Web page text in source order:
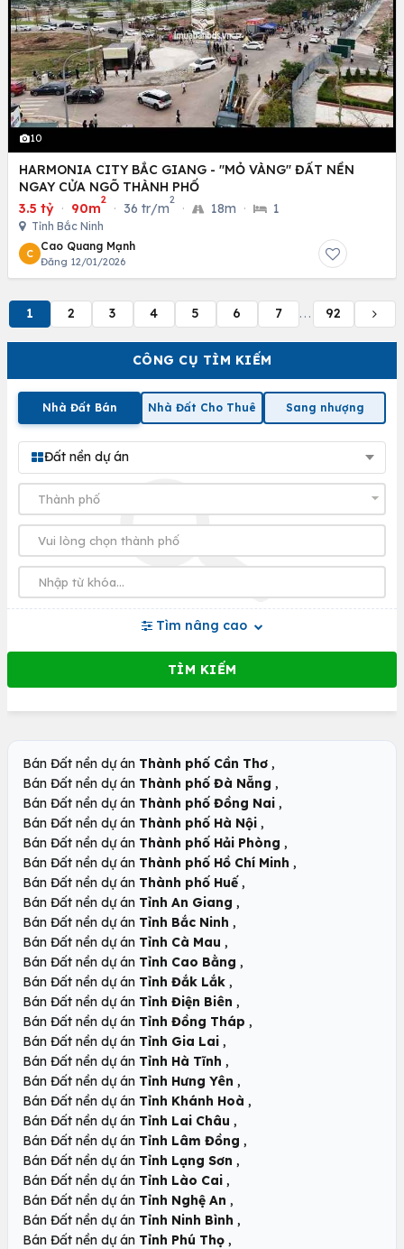
CÔNG CỤ TÌM KIẾM
Nhà Đất Bán Nhà Đất Cho Thuê Sang nhượng
Đất nền dự án
Tìm nâng cao
10
HARMONIA CITY BẮC GIANG - "MỎ VÀNG" ĐẤT NỀN
NGAY CỬA NGÕ THÀNH PHỐ
3.5 tỷ · 90m
2
· 36 tr/m
2
· 18m · 1
Tỉnh Bắc Ninh
C
Cao Quang Mạnh
Đăng 12/01/2026
1 2 3 4 5 6 7 ... 92
Bán Đất nền dự án Thành phố Cần Thơ ,
Bán Đất nền dự án Thành phố Đà Nẵng ,
Bán Đất nền dự án Thành phố Đồng Nai ,
Bán Đất nền dự án Thành phố Hà Nội ,
Bán Đất nền dự án Thành phố Hải Phòng ,
Bán Đất nền dự án Thành phố Hồ Chí Minh ,
Bán Đất nền dự án Thành phố Huế ,
Bán Đất nền dự án Tỉnh An Giang ,
Bán Đất nền dự án Tỉnh Bắc Ninh ,
Bán Đất nền dự án Tỉnh Cà Mau ,
Bán Đất nền dự án Tỉnh Cao Bằng ,
Bán Đất nền dự án Tỉnh Đắk Lắk ,
Bán Đất nền dự án Tỉnh Điện Biên ,
Bán Đất nền dự án Tỉnh Đồng Tháp ,
Bán Đất nền dự án Tỉnh Gia Lai ,
Bán Đất nền dự án Tỉnh Hà Tĩnh ,
Bán Đất nền dự án Tỉnh Hưng Yên ,
Bán Đất nền dự án Tỉnh Khánh Hoà ,
Bán Đất nền dự án Tỉnh Lai Châu ,
Bán Đất nền dự án Tỉnh Lâm Đồng ,
Bán Đất nền dự án Tỉnh Lạng Sơn ,
Bán Đất nền dự án Tỉnh Lào Cai ,
Bán Đất nền dự án Tỉnh Nghệ An ,
Bán Đất nền dự án Tỉnh Ninh Bình ,
Bán Đất nền dự án Tỉnh Phú Thọ ,